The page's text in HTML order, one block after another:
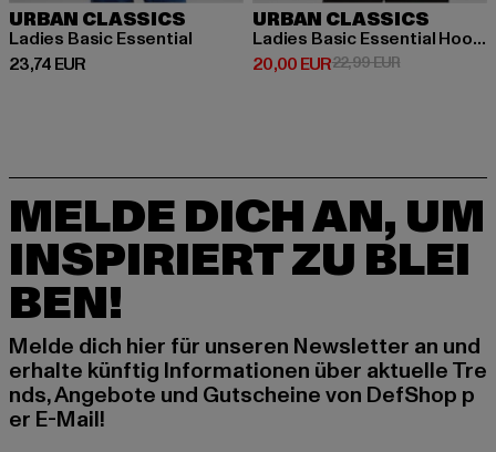
URBAN CLASSICS
Ladies Basic Essential
23,74 EUR
Derzeitiger Preis: 23,74 EUR
URBAN CLASSICS
Ladies Basic Essential Hoody
20,00 EUR
Derzeitiger Preis: 20,00 EUR
22,99 EURAktionspreis:
MELDE DICH AN, UM
INSPIRIERT ZU BLEI
BEN!
Melde dich hier für unseren Newsletter an und
erhalte künftig Informationen über aktuelle Tre
nds, Angebote und Gutscheine von DefShop p
er E-Mail!